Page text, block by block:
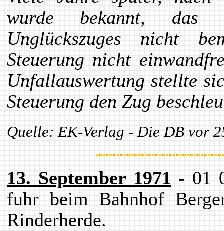
wurde bekannt, das
Unglückszuges nicht
Steuerung nicht
Unfallauswertung stellte
Steuerung den Zug
Quelle: EK-Verlag - Die DB vor
13. September 1971 - 01
fuhr beim Bahnhof
Rinderherde.